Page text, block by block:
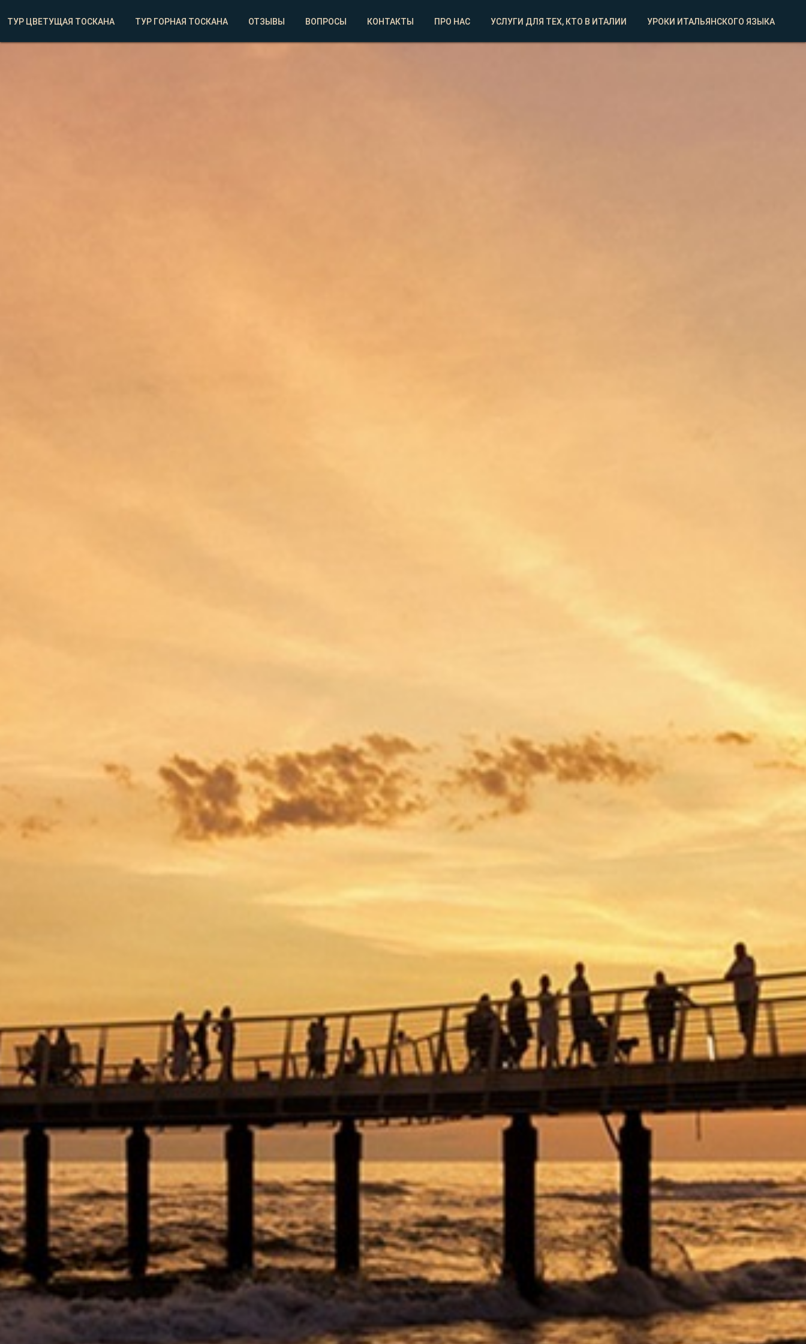
ТУР ЦВЕТУЩАЯ ТОСКАНА ТУР ГОРНАЯ ТОСКАНА ОТЗЫВЫ ВОПРОСЫ КОНТАКТЫ ПРО НАС УСЛУГИ ДЛЯ ТЕХ, КТО В ИТАЛИИ УРОКИ ИТАЛЬЯНСКОГО ЯЗЫКА